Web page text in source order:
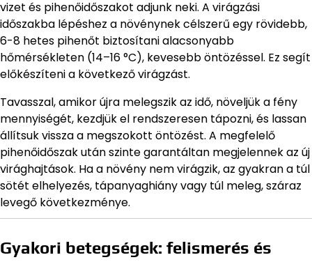
vizet és pihenőidőszakot adjunk neki. A virágzási
időszakba lépéshez a növénynek célszerű egy rövidebb,
6-8 hetes pihenőt biztosítani alacsonyabb
hőmérsékleten (14–16 °C), kevesebb öntözéssel. Ez segít
előkészíteni a következő virágzást.
Tavasszal, amikor újra melegszik az idő, növeljük a fény
mennyiségét, kezdjük el rendszeresen tápozni, és lassan
állítsuk vissza a megszokott öntözést. A megfelelő
pihenőidőszak után szinte garantáltan megjelennek az új
virághajtások. Ha a növény nem virágzik, az gyakran a túl
sötét elhelyezés, tápanyaghiány vagy túl meleg, száraz
levegő következménye.
Gyakori betegségek: felismerés és